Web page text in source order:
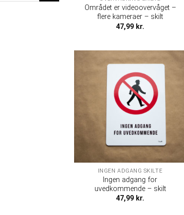
Området er videoovervåget –
flere kameraer – skilt
47,99 kr.
INGEN ADGANG SKILTE
Ingen adgang for
uvedkommende – skilt
47,99 kr.